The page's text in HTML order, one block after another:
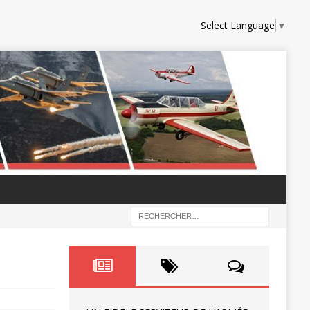
Select Language ▼